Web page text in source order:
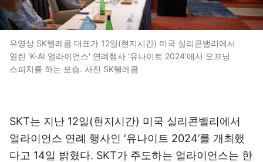
유영상 SK텔레콤 대표가 12일(현지시간) 미국 실리콘밸리에서
열린 'K-AI 얼라이언스' 연례행사 '유나이트 2024'에서 오프닝
스피치를 하는 모습. 사진 SK텔레콤
SKT는 지난 12일(현지시간) 미국 실리콘밸리에서
얼라이언스 연례 행사인 ‘유나이트 2024’를 개최했
다고 14일 밝혔다. SKT가 주도하는 얼라이언스는 한